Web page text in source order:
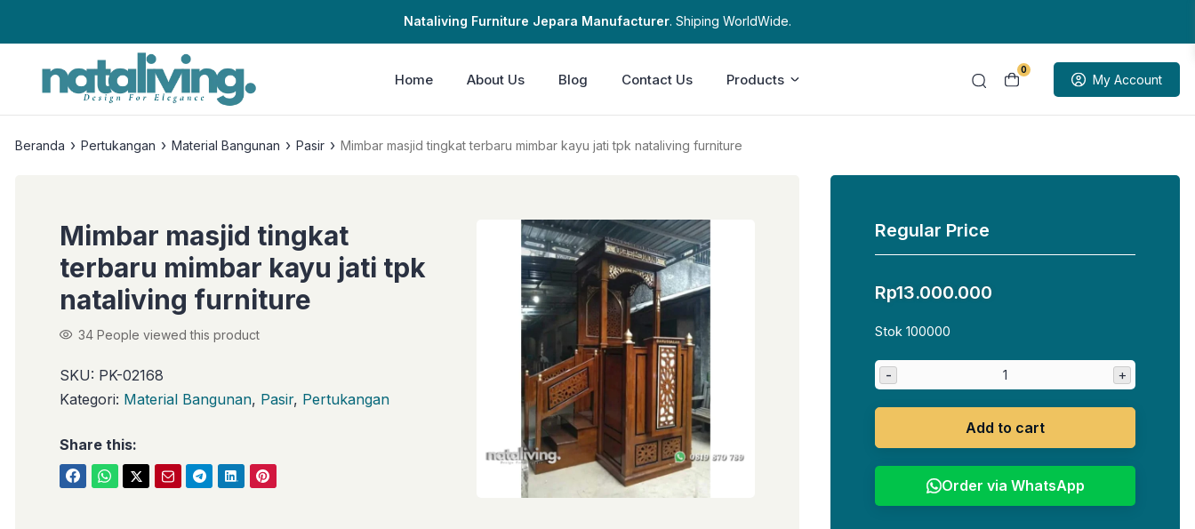
Nataliving Furniture Jepara Manufacturer. Shiping WorldWide.
0
My Account
Home About Us Blog Contact Us Products
Beranda › Pertukangan › Material Bangunan › Pasir › Mimbar masjid tingkat terbaru mimbar kayu jati tpk nataliving furniture
Mimbar masjid tingkat
terbaru mimbar kayu jati tpk
nataliving furniture
34 People viewed this product
SKU: PK-02168
Kategori: Material Bangunan, Pasir, Pertukangan
Share this:
Regular Price
Rp13.000.000
Stok 100000
- +
Add to cart
Order via WhatsApp